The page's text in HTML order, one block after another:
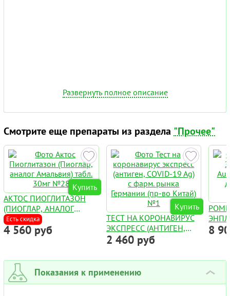
Развернуть полное описание
Смотрите еще препараты из раздела "Прочее"
Купить
АКТОС ПИОГЛИТАЗОН
(ПИОГЛАР, АНАЛОГ
АМАЛЬВИЯ) ТАБЛ. 30МГ
№28
Есть скидка
4 560 руб
Купить
ТЕСТ НА КОРОНАВИРУС
ЭКСПРЕСС (АНТИГЕН,
COVID-19 AG) С ФАРМ.
РЫНКА ГЕРМАНИИ (ПР-
ВО КИТАЙ) №1
2 460 руб
8
Показания к применению ›